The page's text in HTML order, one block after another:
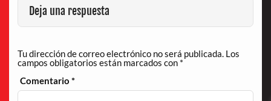
Deja una respuesta
Tu dirección de correo electrónico no será publicada. Los
campos obligatorios están marcados con *
Comentario*